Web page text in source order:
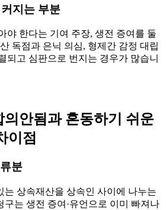
지는 부분
야 한다는 기여 주장, 생전 증여를 둘
독점과 은닉 의심, 형제간 감정 대립
되고 심판으로 번지는 경우가 많습니
안됨과 혼동하기 쉬운
이점
분
는 상속재산을 상속인 사이에 나누는
구는 생전 증여·유언으로 이미 빠져나